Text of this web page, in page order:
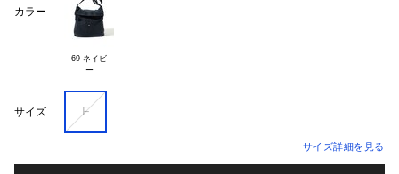
カラー
69 ネイビ
ー
サイズ F
サイズ詳細を見る